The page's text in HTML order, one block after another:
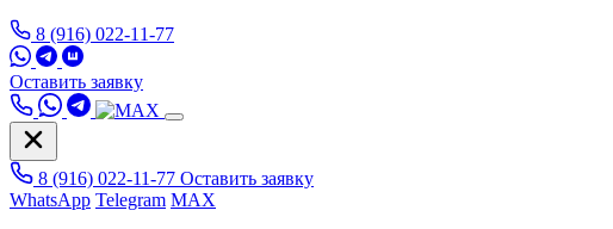
8 (916) 022-11-77
Оставить заявку
8 (916) 022-11-77 Оставить заявку
WhatsApp Telegram MAX